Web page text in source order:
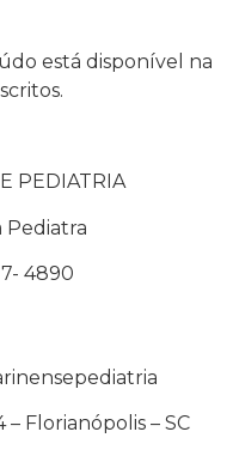
está disponível na
PEDIATRIA
Pediatra
4890
– Florianópolis – SC